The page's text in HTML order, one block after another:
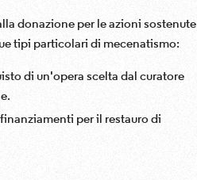
donazione per le azioni sostenute
tipi particolari di mecenatismo:
di un'opera scelta dal curatore
per il restauro di